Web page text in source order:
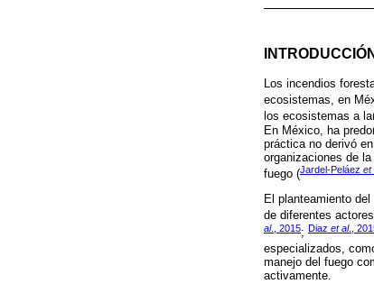
Los incendios
ecosistemas, en
los ecosistemas a
En México, ha
práctica no derivó
organizaciones de
fuego (Jardel-Peláez et
El planteamiento
de diferentes
al., 2015; Diaz et al.,
especializados,
manejo del fuego
activamente.